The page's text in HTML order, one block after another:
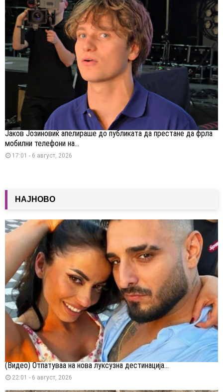
Јаков Јозиновиќ апелираше до публиката да престане да фрла
мобилни телефони на...
17:01 - 6 август, 2026
НАЈНОВО
(Видео) Отпатуваа на нова луксузна дестинација...
22:01 - 6 август, 2026